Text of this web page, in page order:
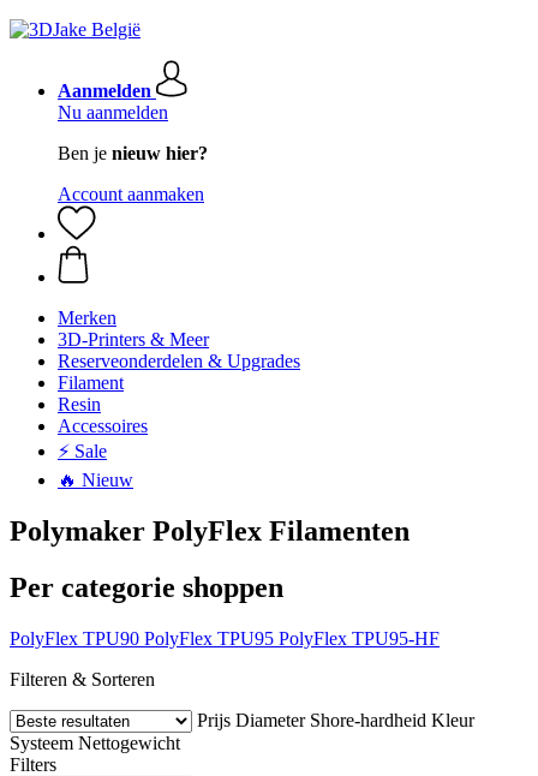
Aanmelden
Nu aanmelden
Ben je nieuw hier?
Account aanmaken
Merken
3D-Printers & Meer
Reserveonderdelen & Upgrades
Filament
Resin
Accessoires
⚡ Sale
🔥 Nieuw
Polymaker PolyFlex Filamenten
Per categorie shoppen
PolyFlex TPU90 PolyFlex TPU95 PolyFlex TPU95-HF
Filteren & Sorteren
Prijs Diameter Shore-hardheid Kleur
Systeem Nettogewicht
Filters